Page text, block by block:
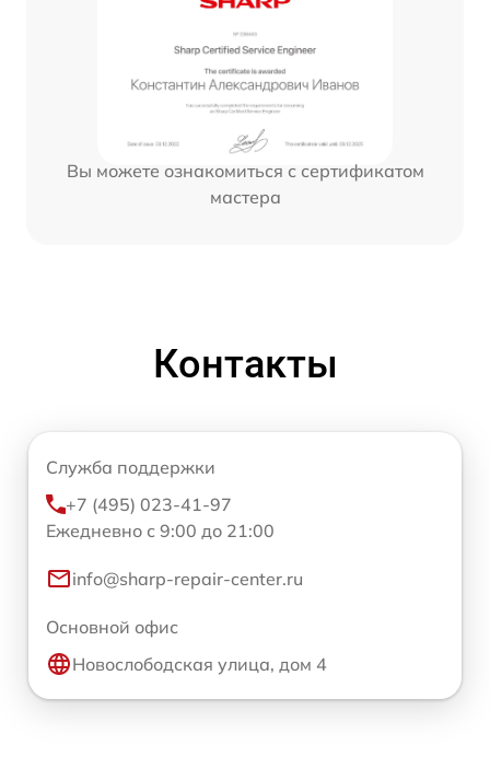
Вы можете ознакомиться с сертификатом
мастера
Контакты
Служба поддержки
+7 (495) 023-41-97
Ежедневно с 9:00 до 21:00
info@sharp-repair-center.ru
Основной офис
Новослободская улица, дом 4